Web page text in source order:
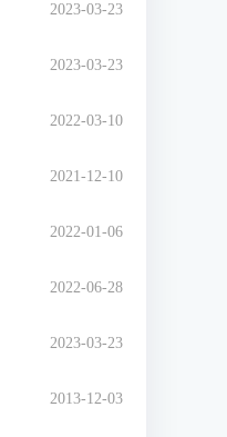
2023-03-23
2023-03-23
2022-03-10
2021-12-10
2022-01-06
2022-06-28
2023-03-23
2013-12-03